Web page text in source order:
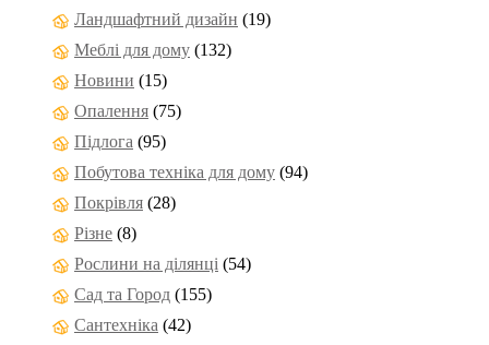
Ландшафтний дизайн (19)
Меблі для дому (132)
Новини (15)
Опалення (75)
Підлога (95)
Побутова техніка для дому (94)
Покрівля (28)
Різне (8)
Рослини на ділянці (54)
Сад та Город (155)
Сантехніка (42)